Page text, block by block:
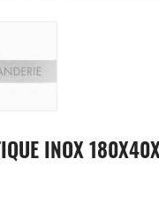
INOX